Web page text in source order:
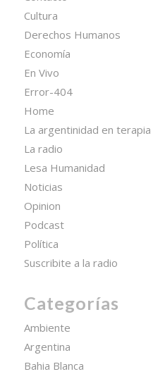
Cultura
Derechos Humanos
Economía
En Vivo
Error-404
Home
La argentinidad en terapia
La radio
Lesa Humanidad
Noticias
Opinion
Podcast
Política
Suscribite a la radio
Categorías
Ambiente
Argentina
Bahia Blanca